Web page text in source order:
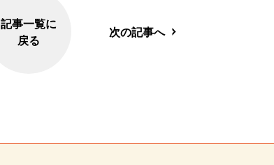
記事一覧に
戻る
次の記事へ